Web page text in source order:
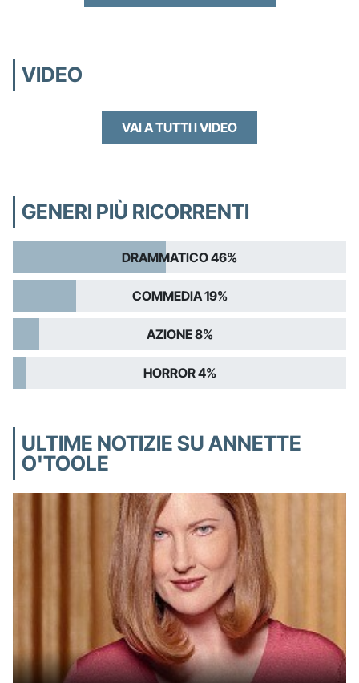
VIDEO
VAI A TUTTI I VIDEO
GENERI PIÙ RICORRENTI
DRAMMATICO 46%
COMMEDIA 19%
AZIONE 8%
HORROR 4%
ULTIME NOTIZIE SU ANNETTE
O'TOOLE